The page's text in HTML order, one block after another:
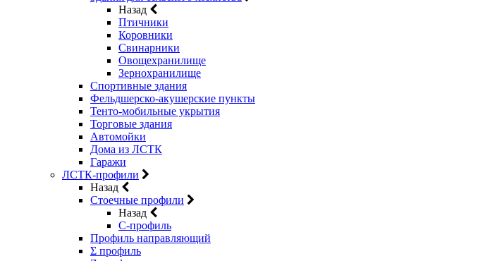
Назад
Птичники
Коровники
Свинарники
Овощехранилище
Зернохранилище
Спортивные здания
Фельдшерско-акушерские пункты
Тенто-мобильные укрытия
Торговые здания
Автомойки
Дома из ЛСТК
Гаражи
ЛСТК-профили
Назад
Стоечные профили
Назад
C-профиль
Профиль направляющий
Σ профиль